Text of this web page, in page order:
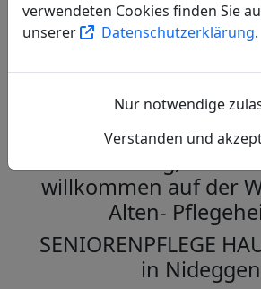
Respektvolle,
Herzlich
willkommen auf der
Alten-
SENIORENPFLEGE
in Nideggen
verwendeten Cookies finden Sie
unserer
Datenschutzerklärung.
Nur notwendige
Verstanden und